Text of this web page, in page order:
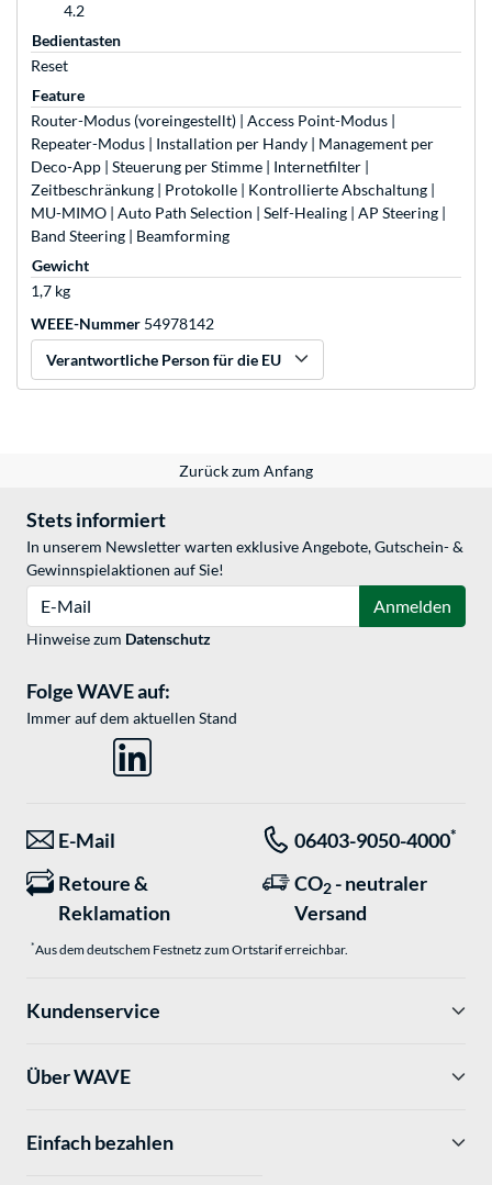
4.2
Bedientasten
Reset
Feature
Router-Modus (voreingestellt) | Access Point-Modus |
Repeater-Modus | Installation per Handy | Management per
Deco-App | Steuerung per Stimme | Internetfilter |
Zeitbeschränkung | Protokolle | Kontrollierte Abschaltung |
MU-MIMO | Auto Path Selection | Self-Healing | AP Steering |
Band Steering | Beamforming
Gewicht
1,7 kg
WEEE-Nummer 54978142
Verantwortliche Person für die EU
Zurück zum Anfang
Stets informiert
In unserem Newsletter warten exklusive Angebote, Gutschein- &
Gewinnspielaktionen auf Sie!
Anmelden
Hinweise zum Datenschutz
Folge WAVE auf:
Immer auf dem aktuellen Stand
E-Mail 06403-9050-4000*
Retoure &
Reklamation
CO2 - neutraler
Versand
*Aus dem deutschem Festnetz zum Ortstarif erreichbar.
Kundenservice
Über WAVE
Einfach bezahlen